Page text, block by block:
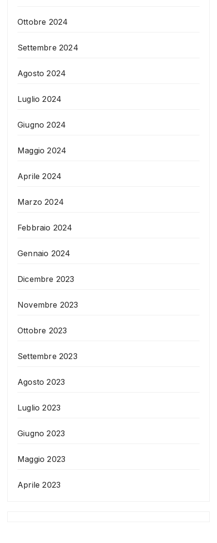
Ottobre 2024
Settembre 2024
Agosto 2024
Luglio 2024
Giugno 2024
Maggio 2024
Aprile 2024
Marzo 2024
Febbraio 2024
Gennaio 2024
Dicembre 2023
Novembre 2023
Ottobre 2023
Settembre 2023
Agosto 2023
Luglio 2023
Giugno 2023
Maggio 2023
Aprile 2023